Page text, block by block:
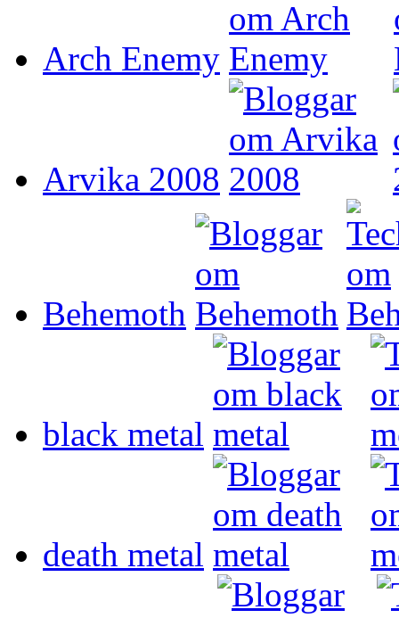
Arch Enemy
Arvika 2008
Behemoth
black metal
death metal